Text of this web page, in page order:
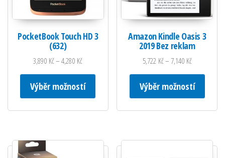
PocketBook Touch HD 3
(632)
3,890 Kč–4,280 Kč
Výběr možností
Tento produkt má více variant. Možnosti
Amazon Kindle Oasis 3
2019 Bez reklam
5,722 Kč– 7,140 Kč
Výběr možností
Tento